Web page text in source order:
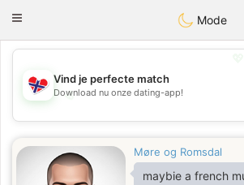
EkteNordmenn
Toggle
Mode
💖
Vind je perfecte match
Download nu onze dating-app!
Møre og Romsdal
maybie a french